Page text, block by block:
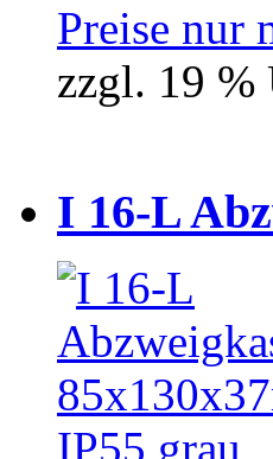
Preise nur
zzgl. 19 %
I 16-L